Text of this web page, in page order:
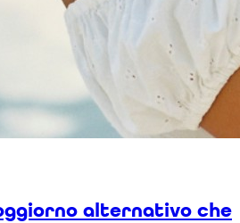
alternativo che